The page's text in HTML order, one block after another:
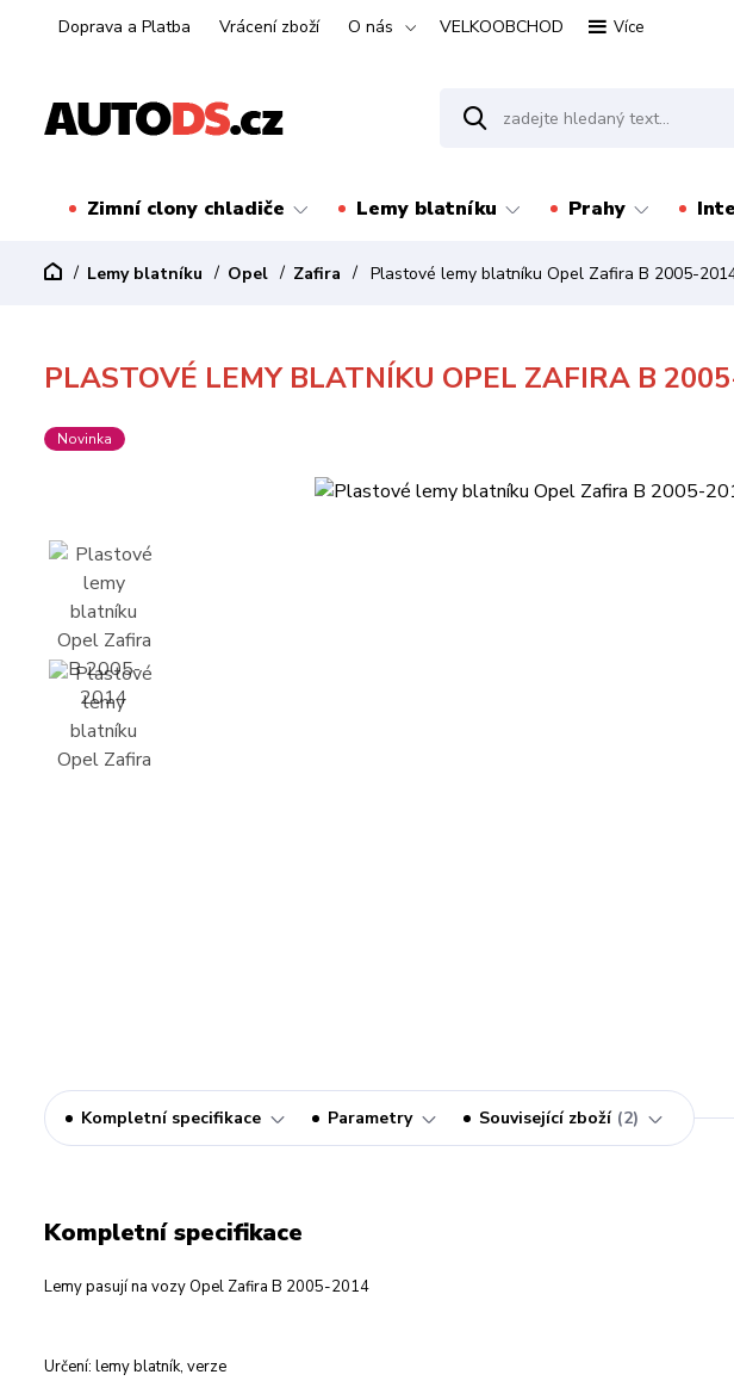
Doprava a Platba Vrácení zboží O nás VELKOOBCHOD Více
Zimní clony chladiče Lemy blatníku Prahy
Lemy blatníku Opel Zafira Plastové lemy blatníku Opel Zafira B 2005-
PLASTOVÉ LEMY BLATNÍKU OPEL ZAFIRA B
Novinka
Kompletní specifikace Parametry Související zboží 2
Kompletní specifikace
Lemy pasují na vozy Opel Zafira B 2005-2014
Určení: lemy blatník, verze